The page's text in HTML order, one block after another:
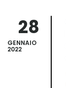
28
GENNAIO
2022